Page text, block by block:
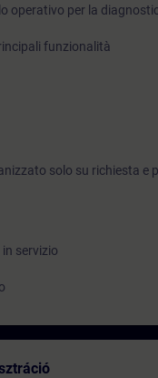
operativo per la
funzionalità
solo su richiesta e
servizio